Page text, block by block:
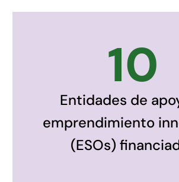
Entidades de
emprendimiento
(ESOs)
10